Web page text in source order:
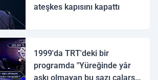
ateşkes kapısını kapattı
1999'da TRT'deki bir
programda "Yüreğinde yâr
aşkı olmayan bu sazı çalarsa